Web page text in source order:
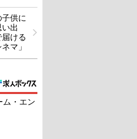
供に
出
ける
マ」
ム・エン